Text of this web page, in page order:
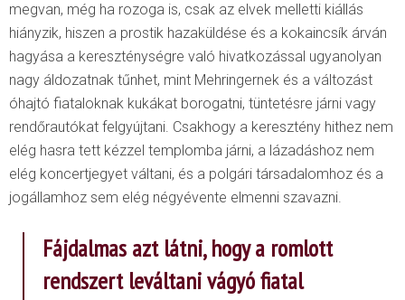
megvan, még ha rozoga is, csak az elvek melletti kiállás
hiányzik, hiszen a prostik hazaküldése és a kokaincsík árván
hagyása a kereszténységre való hivatkozással ugyanolyan
nagy áldozatnak tűnhet, mint Mehringernek és a változást
óhajtó fiataloknak kukákat borogatni, tüntetésre járni vagy
rendőrautókat felgyújtani. Csakhogy a keresztény hithez nem
elég hasra tett kézzel templomba járni, a lázadáshoz nem
elég koncertjegyet váltani, és a polgári társadalomhoz és a
jogállamhoz sem elég négyévente elmenni szavazni.
Fájdalmas azt látni, hogy a romlott
rendszert leváltani vágyó fiatal